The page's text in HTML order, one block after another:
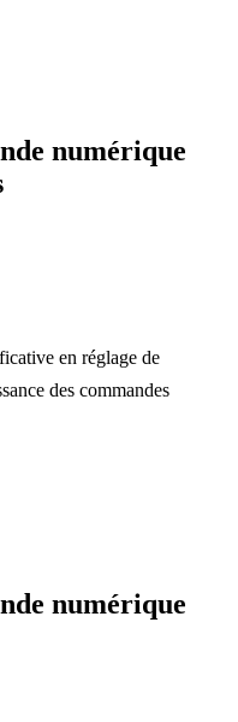
numérique
en réglage de
des commandes
numérique